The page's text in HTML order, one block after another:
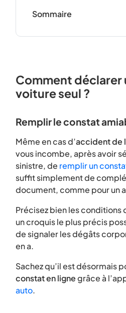
Sommaire
Comment déclarer
voiture seul ?
Remplir le constat
Même en cas d’accident de
vous incombe, après avoir
sinistre, de remplir un
suffit simplement de
document, comme pour un
Précisez bien les conditions
un croquis le plus précis
de signaler les dégâts
en a.
Sachez qu’il est désormais
constat en lignegrâce à
auto.